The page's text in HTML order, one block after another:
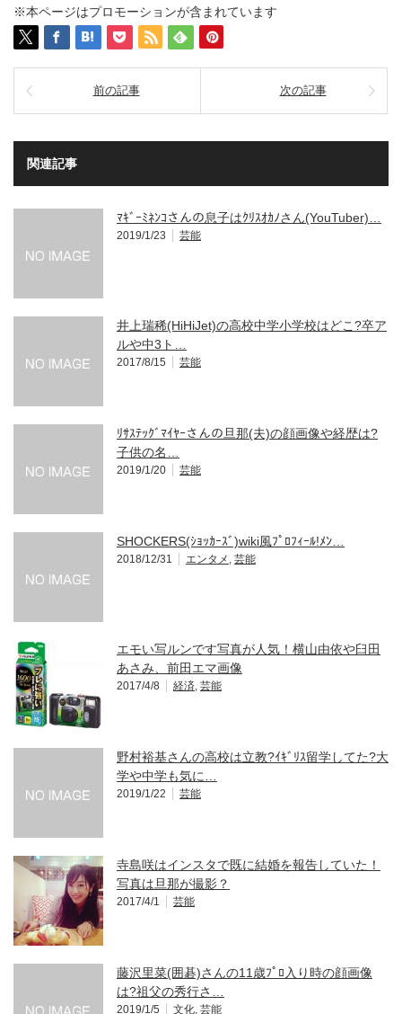
※本ページはプロモーションが含まれています
前の記事 次の記事
関連記事
ﾏｷﾞｰﾐﾈﾝｺさんの息子はｸﾘｽｵｶﾉさん(YouTuber)…
2019/1/23 芸能
井上瑞稀(HiHiJet)の高校中学小学校はどこ?卒ア
ルや中3ト…
2017/8/15 芸能
ﾘｻｽﾃｯｸﾞﾏｲﾔｰさんの旦那(夫)の顔画像や経歴は?
子供の名…
2019/1/20 芸能
SHOCKERS(ｼｮｯｶｰｽﾞ)wiki風ﾌﾟﾛﾌｨｰﾙ!ﾒﾝ…
2018/12/31 エンタメ 芸能
エモい写ルンです写真が人気！横山由依や臼田
あさみ、前田エマ画像
2017/4/8 経済 芸能
野村裕基さんの高校は立教?ｲｷﾞﾘｽ留学してた?大
学や中学も気に…
2019/1/22 芸能
寺島咲はインスタで既に結婚を報告していた！
写真は旦那が撮影？
2017/4/1 芸能
藤沢里菜(囲碁)さんの11歳ﾌﾟﾛ入り時の顔画像
は?祖父の秀行さ…
2019/1/5 文化 芸能